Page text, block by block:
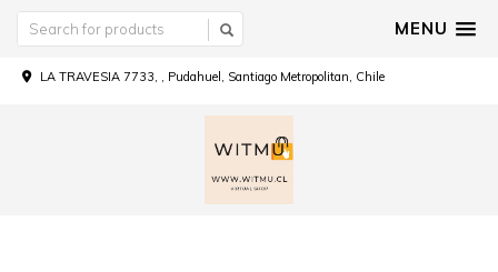
MENU
LA TRAVESIA 7733, , Pudahuel, Santiago Metropolitan, Chile